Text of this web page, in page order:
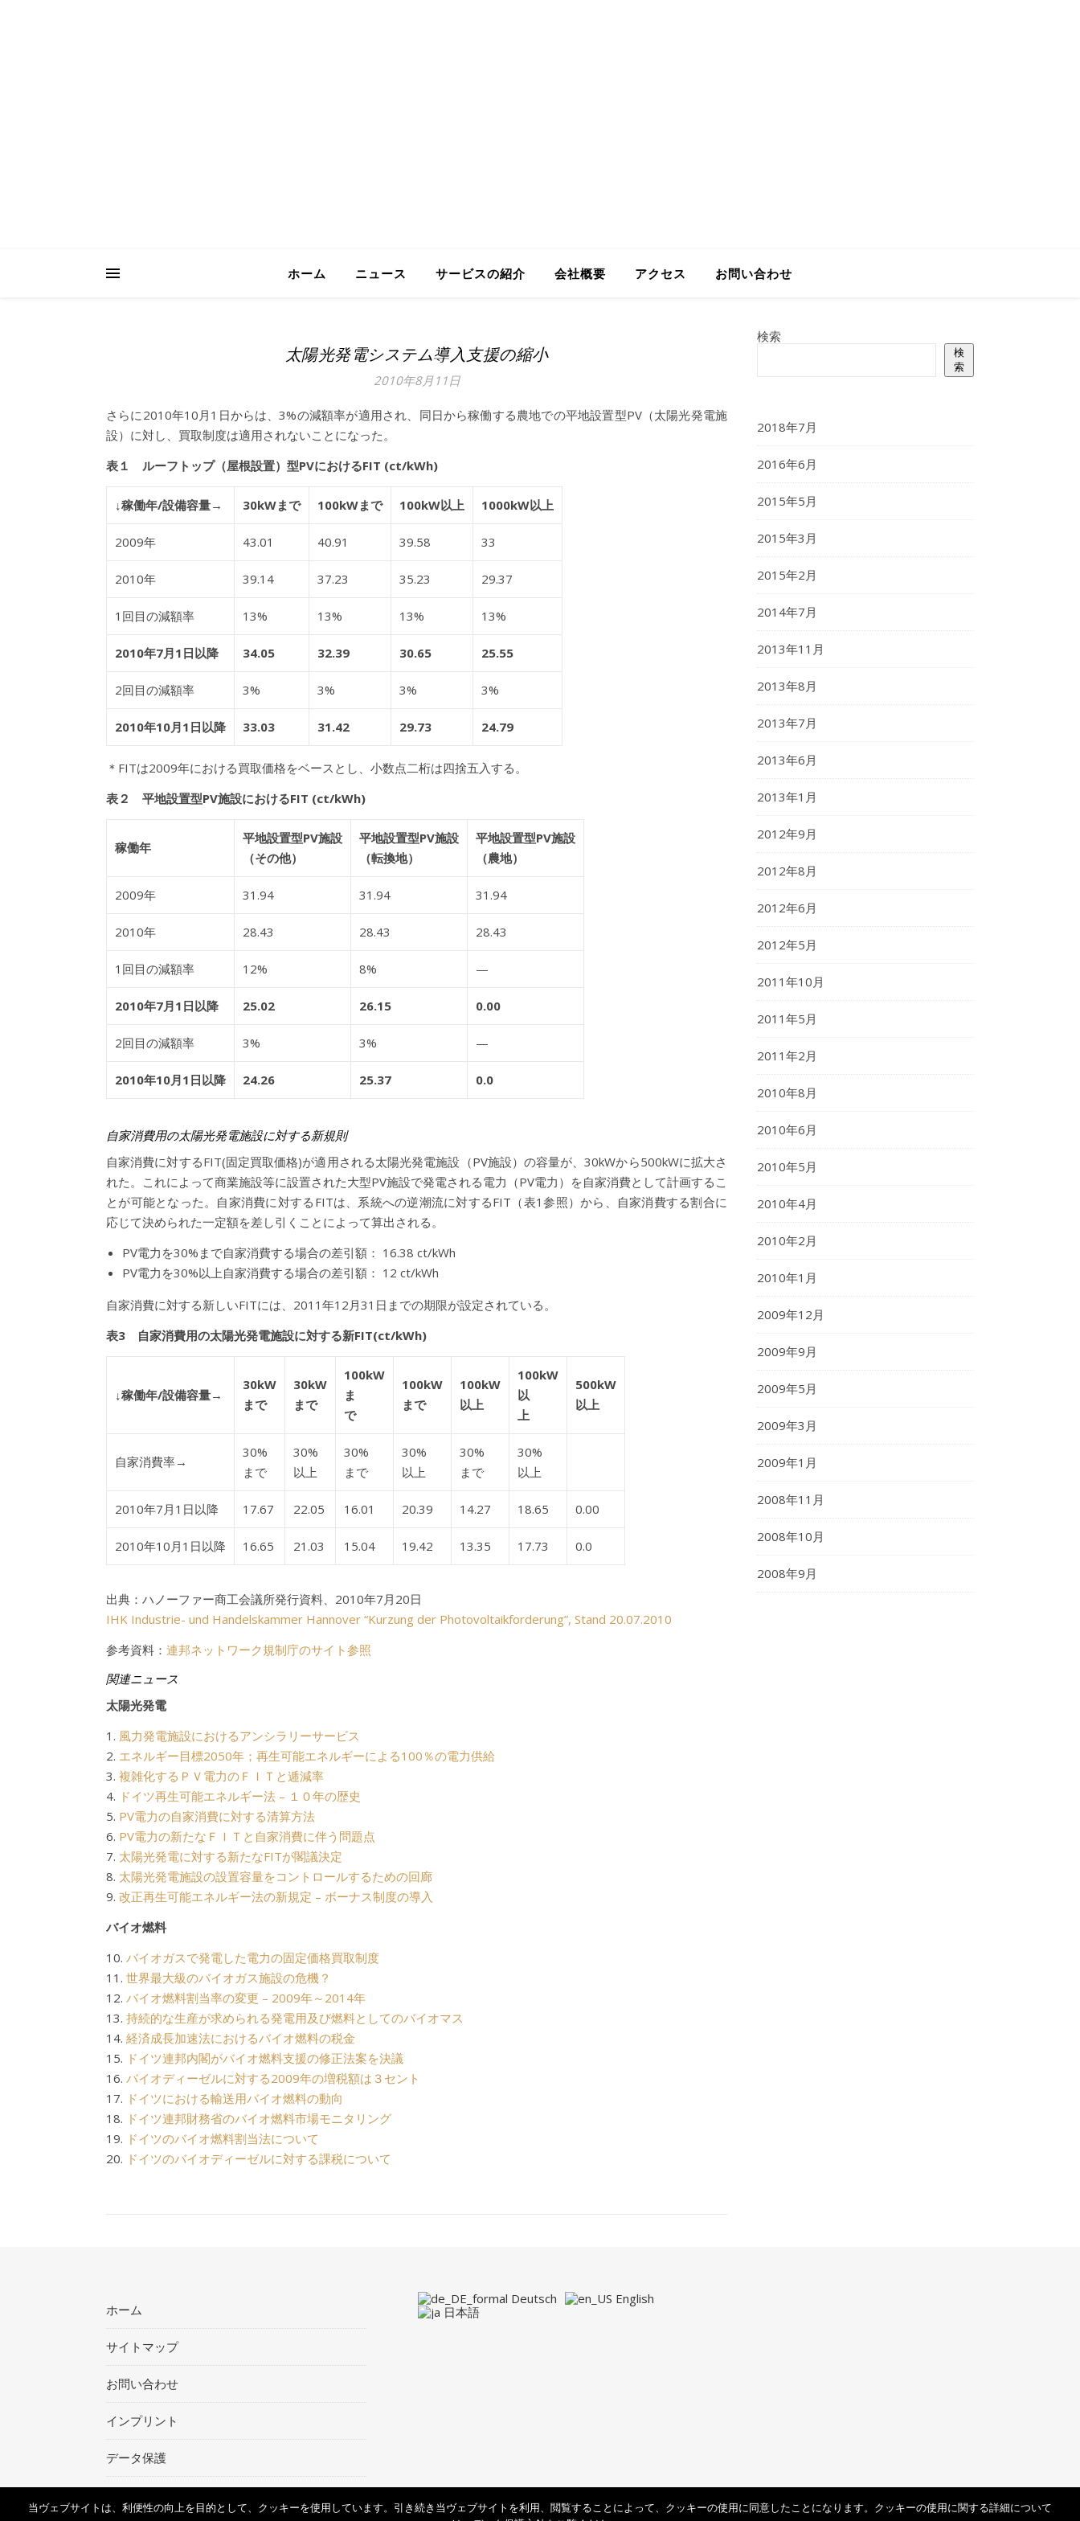
ホーム ニュース サービスの紹介 会社概要 アクセス お問い合わせ
太陽光発電システム導入支援の縮小
2010年8月11日
さらに2010年10月1日からは、3%の減額率が適用され、同日から稼働する農地での平地設置型PV（太陽光発電施
設）に対し、買取制度は適用されないことになった。
表１ ルーフトップ（屋根設置）型PVにおけるFIT (ct/kWh)
↓稼働年/設備容量→ 30kWまで 100kWまで 100kW以上 1000kW以上
2009年 43.01 40.91 39.58 33
2010年 39.14 37.23 35.23 29.37
1回目の減額率 13% 13% 13% 13%
2010年7月1日以降 34.05 32.39 30.65 25.55
2回目の減額率 3% 3% 3% 3%
2010年10月1日以降 33.03 31.42 29.73 24.79
＊FITは2009年における買取価格をベースとし、小数点二桁は四捨五入する。
表２ 平地設置型PV施設におけるFIT (ct/kWh)
稼働年
平地設置型PV施設
（その他）
平地設置型PV施設
（転換地）
平地設置型PV施設
（農地）
2009年 31.94 31.94 31.94
2010年 28.43 28.43 28.43
1回目の減額率 12% 8% —
2010年7月1日以降 25.02 26.15 0.00
2回目の減額率 3% 3% —
2010年10月1日以降 24.26 25.37 0.0
自家消費用の太陽光発電施設に対する新規則
自家消費に対するFIT(固定買取価格)が適用される太陽光発電施設（PV施設）の容量が、30kWから500kWに拡大さ
れた。これによって商業施設等に設置された大型PV施設で発電される電力（PV電力）を自家消費として計画するこ
とが可能となった。自家消費に対するFITは、系統への逆潮流に対するFIT（表1参照）から、自家消費する割合に
応じて決められた一定額を差し引くことによって算出される。
PV電力を30%まで自家消費する場合の差引額： 16.38 ct/kWh
PV電力を30%以上自家消費する場合の差引額： 12 ct/kWh
自家消費に対する新しいFITには、2011年12月31日までの期限が設定されている。
表3 自家消費用の太陽光発電施設に対する新FIT(ct/kWh)
↓稼働年/設備容量→
30kW
まで
30kW
まで
100kW
ま
で
100kW
まで
100kW
以上
100kW
以
上
500kW
以上
自家消費率→
30%
まで
30%
以上
30%
まで
30%
以上
30%
まで
30%
以上
2010年7月1日以降 17.67 22.05 16.01 20.39 14.27 18.65 0.00
2010年10月1日以降 16.65 21.03 15.04 19.42 13.35 17.73 0.0
出典：ハノーファー商工会議所発行資料、2010年7月20日
IHK Industrie- und Handelskammer Hannover “Kurzung der Photovoltaikforderung”, Stand 20.07.2010
参考資料： 連邦ネットワーク規制庁のサイト参照
関連ニュース
太陽光発電
1. 風力発電施設におけるアンシラリーサービス
2. エネルギー目標2050年；再生可能エネルギーによる100％の電力供給
3. 複雑化するＰＶ電力のＦＩＴと逓減率
4. ドイツ再生可能エネルギー法 – １０年の歴史
5. PV電力の自家消費に対する清算方法
6. PV電力の新たなＦＩＴと自家消費に伴う問題点
7. 太陽光発電に対する新たなFITが閣議決定
8. 太陽光発電施設の設置容量をコントロールするための回廊
9. 改正再生可能エネルギー法の新規定 – ボーナス制度の導入
バイオ燃料
10. バイオガスで発電した電力の固定価格買取制度
11. 世界最大級のバイオガス施設の危機？
12. バイオ燃料割当率の変更 – 2009年～2014年
13. 持続的な生産が求められる発電用及び燃料としてのバイオマス
14. 経済成長加速法におけるバイオ燃料の税金
15. ドイツ連邦内閣がバイオ燃料支援の修正法案を決議
16. バイオディーゼルに対する2009年の増税額は３セント
17. ドイツにおける輸送用バイオ燃料の動向
18. ドイツ連邦財務省のバイオ燃料市場モニタリング
19. ドイツのバイオ燃料割当法について
20. ドイツのバイオディーゼルに対する課税について
検索
検
索
2018年7月
2016年6月
2015年5月
2015年3月
2015年2月
2014年7月
2013年11月
2013年8月
2013年7月
2013年6月
2013年1月
2012年9月
2012年8月
2012年6月
2012年5月
2011年10月
2011年5月
2011年2月
2010年8月
2010年6月
2010年5月
2010年4月
2010年2月
2010年1月
2009年12月
2009年9月
2009年5月
2009年3月
2009年1月
2008年11月
2008年10月
2008年9月
ホーム
サイトマップ
お問い合わせ
インプリント
データ保護
Deutsch
English
日本語
当ヴェブサイトは、利便性の向上を目的として、クッキーを使用しています。引き続き当ヴェブサイトを利用、閲覧することによって、クッキーの使用に同意したことになります。クッキーの使用に関する詳細について